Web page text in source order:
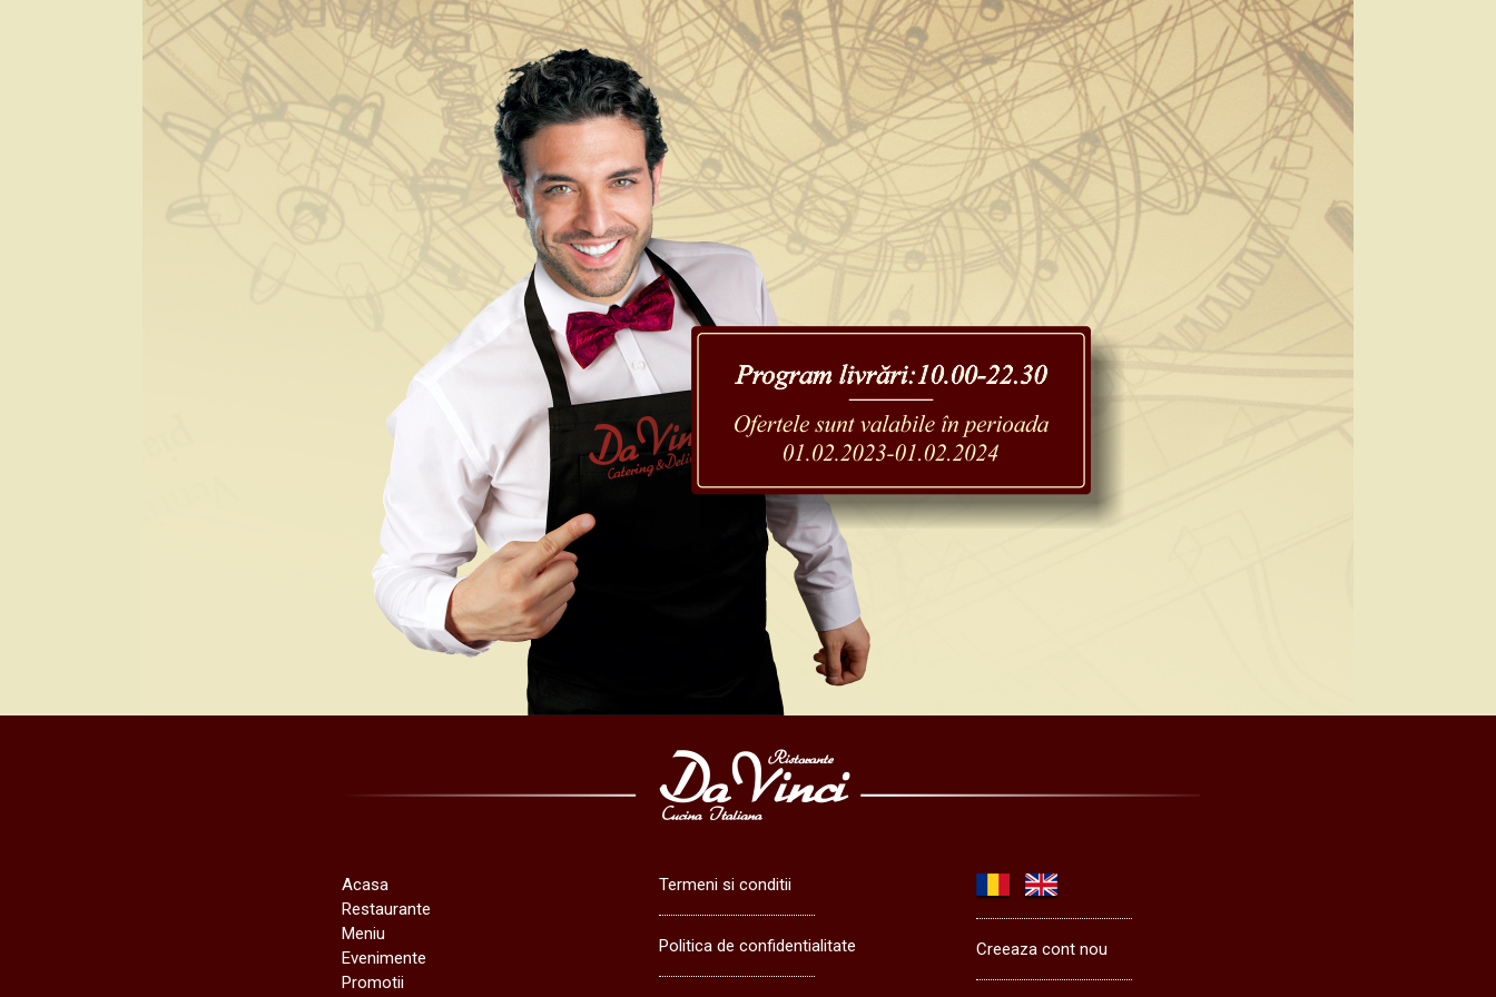
Acasa
Restaurante
Meniu
Evenimente
Promotii
Termeni si conditii
Politica de confidentialitate Creeaza cont nou